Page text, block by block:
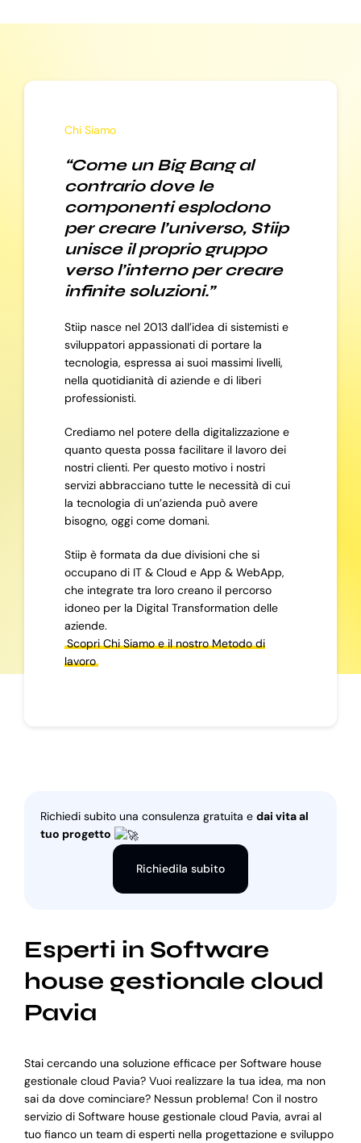
Chi Siamo
“Come un Big Bang al
contrario dove le
componenti esplodono
per creare l’universo, Stiip
unisce il proprio gruppo
verso l’interno per creare
infinite soluzioni.”
Stiip nasce nel 2013 dall’idea di sistemisti e
sviluppatori appassionati di portare la
tecnologia, espressa ai suoi massimi livelli,
nella quotidianità di aziende e di liberi
professionisti.
Crediamo nel potere della digitalizzazione e
quanto questa possa facilitare il lavoro dei
nostri clienti. Per questo motivo i nostri
servizi abbracciano tutte le necessità di cui
la tecnologia di un’azienda può avere
bisogno, oggi come domani.
Stiip è formata da due divisioni che si
occupano di IT & Cloud e App & WebApp,
che integrate tra loro creano il percorso
idoneo per la Digital Transformation delle
aziende.
Scopri Chi Siamo e il nostro Metodo di
lavoro
Richiedi subito una consulenza gratuita e dai vita al
tuo progetto
Richiedila subito
Esperti in Software
house gestionale cloud
Pavia
Stai cercando una soluzione efficace per Software house
gestionale cloud Pavia? Vuoi realizzare la tua idea, ma non
sai da dove cominciare? Nessun problema! Con il nostro
servizio di Software house gestionale cloud Pavia, avrai al
tuo fianco un team di esperti nella progettazione e sviluppo